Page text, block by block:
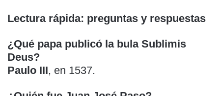
Lectura rápida: preguntas y respuestas
¿Qué papa publicó la bula Sublimis
Deus?
Paulo III, en 1537.